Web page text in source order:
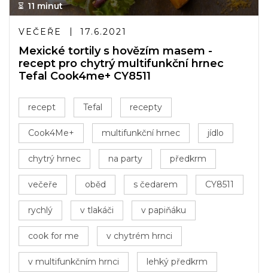
11 minut
VEČEŘE 17.6.2021
Mexické tortily s hovězím masem -
recept pro chytrý multifunkční hrnec
Tefal Cook4me+ CY8511
recept Tefal recepty
Cook4Me+ multifunkční hrnec jídlo
chytrý hrnec na party předkrm
večeře oběd s čedarem CY8511
rychlý v tlakáči v papiňáku
cook for me v chytrém hrnci
v multifunkčním hrnci lehký předkrm